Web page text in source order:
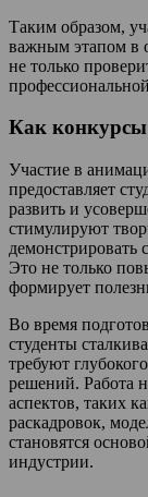
Таким образом,
важным этапом в
не только
Как
Участие в
предоставляет
развить и
стимулируют
демонстрировать
Это не только
формирует
Во время
студенты
требуют
решений. Работа
аспектов, таких
раскадровок,
становятся
индустрии.